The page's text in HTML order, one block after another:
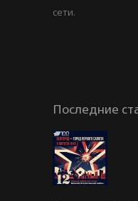
сети.
Последние